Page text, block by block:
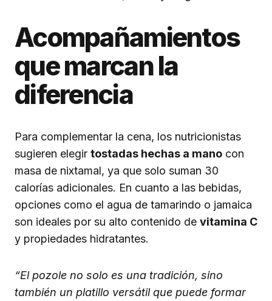
Acompañamientos
que marcan la
diferencia
Para complementar la cena, los nutricionistas
sugieren elegir tostadas hechas a mano con
masa de nixtamal, ya que solo suman 30
calorías adicionales. En cuanto a las bebidas,
opciones como el agua de tamarindo o jamaica
son ideales por su alto contenido de vitamina C
y propiedades hidratantes.
“El pozole no solo es una tradición, sino
también un platillo versátil que puede formar